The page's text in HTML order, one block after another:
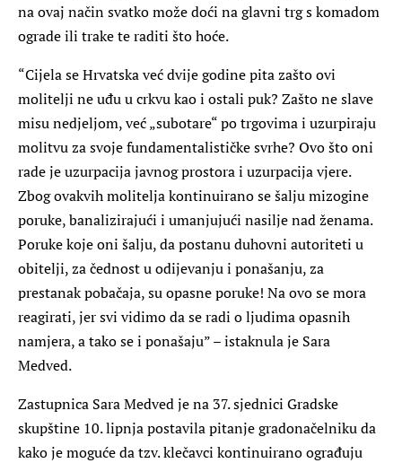
na ovaj način svatko može doći na glavni trg s komadom
ograde ili trake te raditi što hoće.
“Cijela se Hrvatska već dvije godine pita zašto ovi
molitelji ne uđu u crkvu kao i ostali puk? Zašto ne slave
misu nedjeljom, već „subotare“ po trgovima i uzurpiraju
molitvu za svoje fundamentalističke svrhe? Ovo što oni
rade je uzurpacija javnog prostora i uzurpacija vjere.
Zbog ovakvih molitelja kontinuirano se šalju mizogine
poruke, banalizirajući i umanjujući nasilje nad ženama.
Poruke koje oni šalju, da postanu duhovni autoriteti u
obitelji, za čednost u odijevanju i ponašanju, za
prestanak pobačaja, su opasne poruke! Na ovo se mora
reagirati, jer svi vidimo da se radi o ljudima opasnih
namjera, a tako se i ponašaju” – istaknula je Sara
Medved.
Zastupnica Sara Medved je na 37. sjednici Gradske
skupštine 10. lipnja postavila pitanje gradonačelniku da
kako je moguće da tzv. klečavci kontinuirano ograđuju